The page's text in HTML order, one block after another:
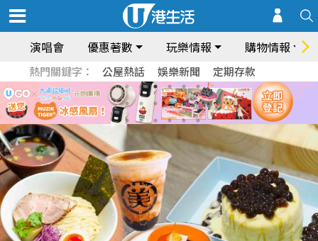
演唱會 優惠著數 玩樂情報 購物情報
熱門關鍵字： 公屋熱話 娛樂新聞 定期存款